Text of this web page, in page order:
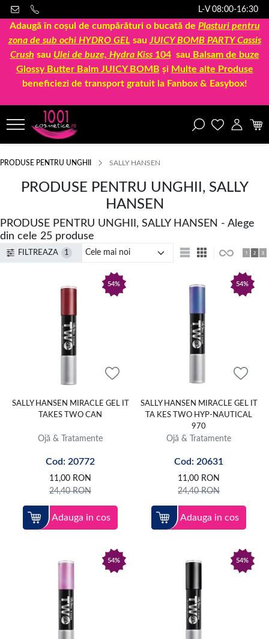
L-V 08:00-16:30
Adaugă în coșul de cumpărături o bucată de Plasturi pentru
zona de sub ochi HYDRO GEL sau JUICY BOMB PARTY Cassis
Crush sau Ulei de buze, Hydra Kiss 104sau Balsam de buze
Glossy Butter Balm JUICY BOMB și Multe alte Produse
beneficiezi de transport gratuit la Fanbox & Easybox!
PRODUSE PENTRU UNGHII SALLY HANSEN
PRODUSE PENTRU UNGHII, SALLY
HANSEN
PRODUSE PENTRU UNGHII, SALLY HANSEN - Alege
din cele 25 produse
FILTREAZA 1
54%
SALLY HANSEN MIRACLE GEL IT
TAKES TWO CAN
Ojă & Tratamente
Cod: 20772
11,00 RON
24,40RON
Adauga in cos
54%
SALLY HANSEN MIRACLE GEL IT
TA KES TWO HYP-NAUTICAL
970
Ojă & Tratamente
Cod: 20631
11,00 RON
24,40RON
Adauga in cos
54% 54%